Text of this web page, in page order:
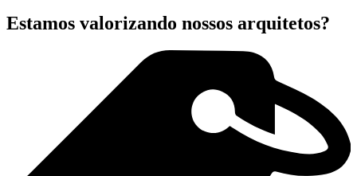
Estamos valorizando nossos arquitetos?